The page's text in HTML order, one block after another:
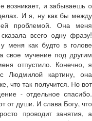
возникает, и забываешь о
И я, ну как бы между
проблемой. Она меня
всего одну фразу!
меня как будто в голове
свое мучение под другим
отпустило. Конечно, я
Людмилой картину, она
что так получится. Но вот
- отдельное спасибо.
от души. И слава Богу, что
проводит занятия, а